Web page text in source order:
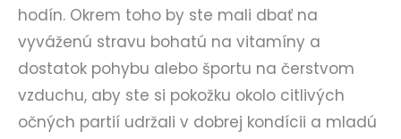
hodín. Okrem toho by ste mali dbať na
vyváženú stravu bohatú na vitamíny a
dostatok pohybu alebo športu na čerstvom
vzduchu, aby ste si pokožku okolo citlivých
očných partií udržali v dobrej kondícii a mladú